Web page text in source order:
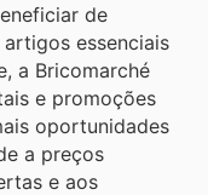
de
essenciais
a Bricomarché
e promoções
oportunidades
a preços
e aos